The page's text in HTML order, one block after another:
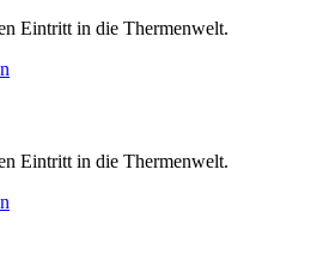
Eintritt in die Thermenwelt.
Eintritt in die Thermenwelt.